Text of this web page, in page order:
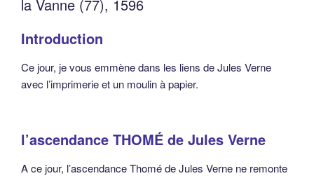
la Vanne (77), 1596
Introduction
Ce jour, je vous emmène dans les liens de Jules Verne
avec l’imprimerie et un moulin à papier.
l’ascendance THOMÉ de Jules Verne
A ce jour, l’ascendance Thomé de Jules Verne ne remonte